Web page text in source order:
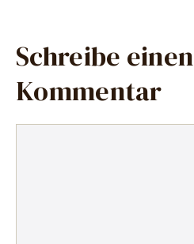
Schreibe einen
Kommentar